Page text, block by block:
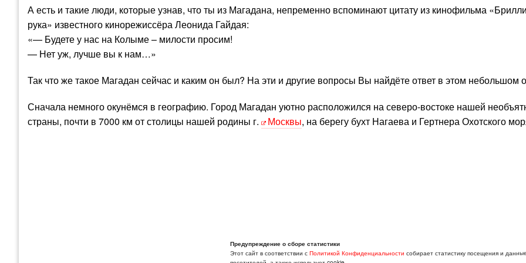
А есть и такие люди, которые узнав, что ты из Магадана, непременно вспоминают цитату из кинофильма
рука» известного кинорежиссёра Леонида Гайдая:
«— Будете у нас на Колыме – милости просим!
— Нет уж, лучше вы к нам…»
Так что же такое Магадан сейчас и каким он был? На эти и другие вопросы Вы найдёте ответ в этом небольшом
Сначала немного окунёмся в географию. Город Магадан уютно расположился на северо-востоке нашей
страны, почти в 7000 км от столицы нашей родины г.
Москвы, на берегу бухт Нагаева и Гертнера Охотского
Предупреждение о сборе статистики
Этот сайт в соответствии с Политикой Конфиденциальности собирает статистику посещения и данные